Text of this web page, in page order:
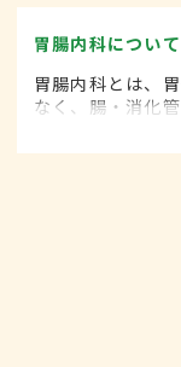
胃腸内科について
胃腸内科とは、
なく、腸・消化
処置によらずに
月の制度改正前